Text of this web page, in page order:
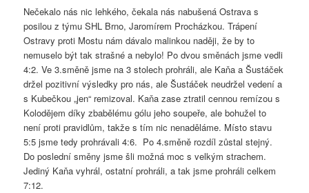
Nečekalo nás nic lehkého, čekala nás nabušená Ostrava s
posilou z týmu SHL Brno, Jaromírem Procházkou. Trápení
Ostravy proti Mostu nám dávalo malinkou naději, že by to
nemuselo být tak strašné a nebylo! Po dvou směnách jsme vedli
4:2. Ve 3.směně jsme na 3 stolech prohráli, ale Kaňa a Šustáček
držel pozitivní výsledky pro nás, ale Šustáček neudržel vedení a
s Kubečkou „jen“ remizoval. Kaňa zase ztratil cennou remízou s
Kolodějem díky zbabělému gólu jeho soupeře, ale bohužel to
není proti pravidlům, takže s tím nic nenaděláme. Místo stavu
5:5 jsme tedy prohrávali 4:6. Po 4.směně rozdíl zůstal stejný.
Do poslední směny jsme šli možná moc s velkým strachem.
Jediný Kaňa vyhrál, ostatní prohráli, a tak jsme prohráli celkem
7:12.